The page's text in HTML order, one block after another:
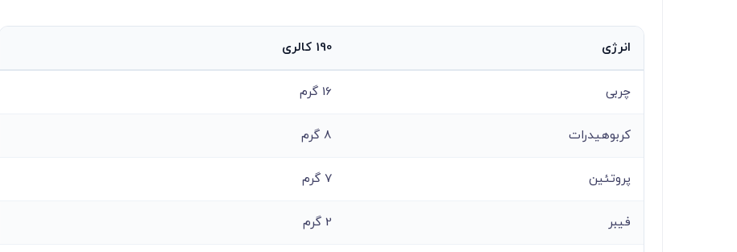
انرژی 190 کالری
چربی 16 گرم
کربوهیدرات 8 گرم
پروتئین 7 گرم
فیبر 2 گرم